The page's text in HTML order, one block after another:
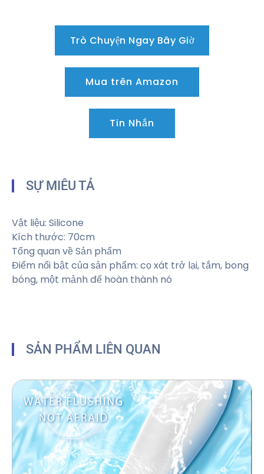
Trò Chuyện Ngay Bây Giờ
Mua trên Amazon
Tin Nhắn
SỰ MIÊU TẢ
Vật liệu: Silicone
Kích thước: 70cm
Tổng quan về Sản phẩm
Điểm nổi bật của sản phẩm: cọ xát trở lại, tắm, bong
bóng, một mảnh để hoàn thành nó
SẢN PHẨM LIÊN QUAN